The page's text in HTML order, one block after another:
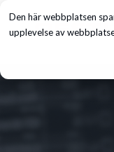
Den här webbplatsen
upplevelse av